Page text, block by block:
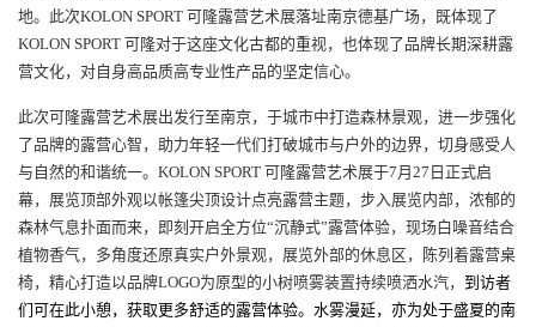
地。此次KOLON SPORT 可隆露营艺术展落址南京德基广场，既体现了
KOLON SPORT 可隆对于这座文化古都的重视，也体现了品牌长期深耕露
营文化，对自身高品质高专业性产品的坚定信心。
此次可隆露营艺术展出发行至南京，于城市中打造森林景观，进一步强化
了品牌的露营心智，助力年轻一代们打破城市与户外的边界，切身感受人
与自然的和谐统一。KOLON SPORT 可隆露营艺术展于7月27日正式启
幕，展览顶部外观以帐篷尖顶设计点亮露营主题，步入展览内部，浓郁的
森林气息扑面而来，即刻开启全方位“沉静式”露营体验，现场白噪音结合
植物香气，多角度还原真实户外景观，展览外部的休息区，陈列着露营桌
椅，精心打造以品牌LOGO为原型的小树喷雾装置持续喷洒水汽， 到访者
们可在此小憩，获取更多舒适的露营体验。水雾漫延，亦为处于盛夏的南